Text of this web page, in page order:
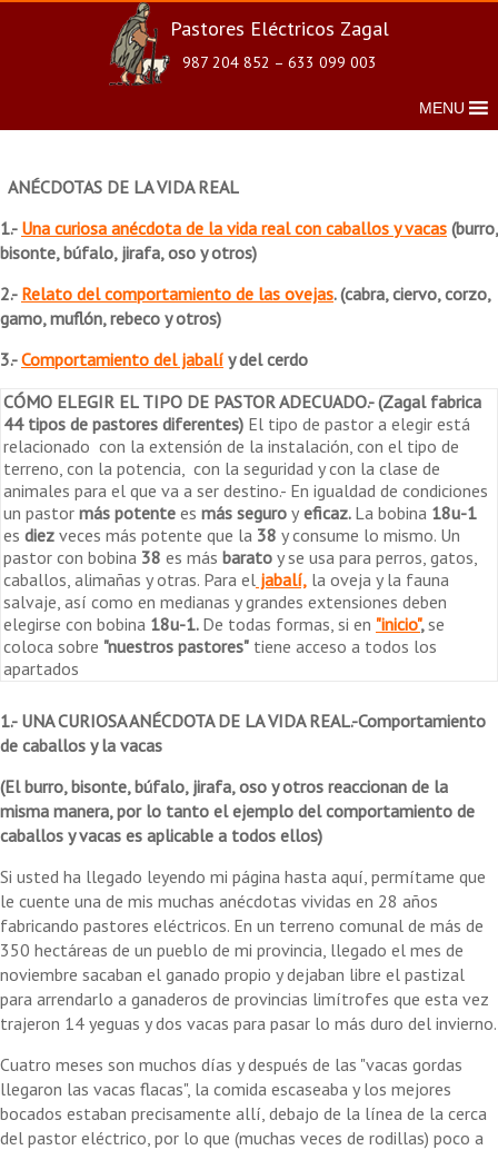
Pastores Eléctricos Zagal
987 204 852 – 633 099 003
MENU
ANÉCDOTAS DE LA VIDA REAL
1.- Una curiosa anécdota de la vida real con caballos y vacas (burro,
bisonte, búfalo, jirafa, oso y otros)
2.- Relato del comportamiento de las ovejas. (cabra, ciervo, corzo,
gamo, muflón, rebeco y otros)
3.-Comportamiento del jabalí y del cerdo
CÓMO ELEGIR EL TIPO DE PASTOR ADECUADO.- (Zagal fabrica
44 tipos de pastores diferentes) El tipo de pastor a elegir está
relacionado con la extensión de la instalación, con el tipo de
terreno, con la potencia, con la seguridad y con la clase de
animales para el que va a ser destino.- En igualdad de condiciones
un pastor más potente es más seguro y eficaz. La bobina 18u-1
es diez veces más potente que la 38 y consume lo mismo. Un
pastor con bobina 38 es más barato y se usa para perros, gatos,
caballos, alimañas y otras. Para el jabalí, la oveja y la fauna
salvaje, así como en medianas y grandes extensiones deben
elegirse con bobina 18u-1. De todas formas, si en "inicio",se
coloca sobre "nuestros pastores" tiene acceso a todos los
apartados
1.- UNA CURIOSA ANÉCDOTA DE LA VIDA REAL.-Comportamiento
de caballos y la vacas
(El burro, bisonte, búfalo, jirafa, oso y otros reaccionan de la
misma manera, por lo tanto el ejemplo del comportamiento de
caballos y vacas es aplicable a todos ellos)
Si usted ha llegado leyendo mi página hasta aquí, permítame que
le cuente una de mis muchas anécdotas vividas en 28 años
fabricando pastores eléctricos. En un terreno comunal de más de
350 hectáreas de un pueblo de mi provincia, llegado el mes de
noviembre sacaban el ganado propio y dejaban libre el pastizal
para arrendarlo a ganaderos de provincias limítrofes que esta vez
trajeron 14 yeguas y dos vacas para pasar lo más duro del invierno.
Cuatro meses son muchos días y después de las "vacas gordas
llegaron las vacas flacas", la comida escaseaba y los mejores
bocados estaban precisamente allí, debajo de la línea de la cerca
del pastor eléctrico, por lo que (muchas veces de rodillas) poco a